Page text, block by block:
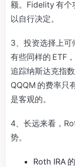
额。Fidelity 有个
以自行决定。
3、投资选择上可
有些同样的 ETF
追踪纳斯达克指
QQQM 的费率只
是客观的。
4、长远来看，
势。
Roth IRA